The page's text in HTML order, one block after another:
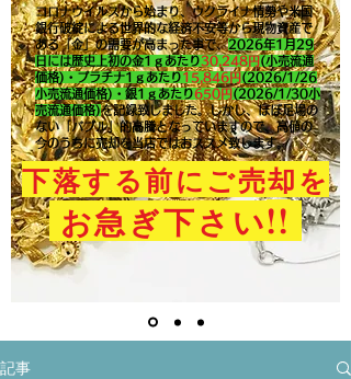
コロナウイルスから始まり、ウクライナ情勢や米国
銀行破綻による世界的な経済不安等から現物資産で
ある「金」の需要が高まった事で、2026年1月29
日には歴史上初の金1ｇあたり30,248円 (小売流通
価格)・プラチナ1ｇあたり15,846円 (2026/1/26
小売流通価格)・銀1ｇあたり650円 (2026/1/30小
売流通価格)を記録致しました。​しかし、ほぼ足場の
ない「バブル」的高騰となっていますので、高値の
今のうちに売却を当店ではおススメ致します。
下落する前にご売却を
お急ぎ下さい!!
記事